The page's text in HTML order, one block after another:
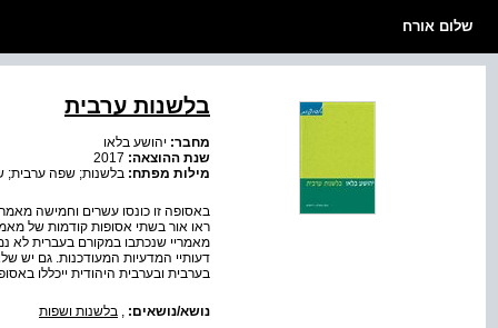
שלום אורח
בלשנות ערבית
מחבר: יהושע בלאו
שנת ההוצאה:
מילות מפתח: בלשנות; שפה ערבית;
באסופה זו כונסו עשרים וחמישה
מאמריי שנכתבו במקורם בעברית לא
דעותיי המדעיות המעודכנות. גם יש
בערבית ובערבית היהודית ייכללו
נושא/נושאים:
בלשנות ושפות